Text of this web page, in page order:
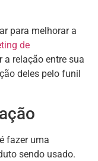
para melhorar a
de
a relação entre sua
deles pelo funil
fazer uma
sendo usado.